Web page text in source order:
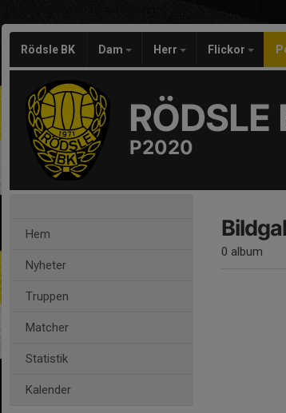
Rödsle BK Dam Herr Flickor
RÖDSLE
P2020
Hem
Nyheter
Truppen
Matcher
Statistik
Kalender
0 album